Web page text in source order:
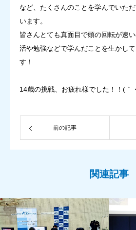
など、たくさんのことを学んでいた
います。
皆さんとても真面目で頭の回転が速
活や勉強などで学んだことを生かし
す！
14歳の挑戦、お疲れ様でした！！(｀
前の記事
関連記事